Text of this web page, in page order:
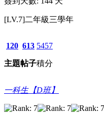
[LV.7]二年級三學年
120
主題
613
帖子
5457
積分
一科生【D班】